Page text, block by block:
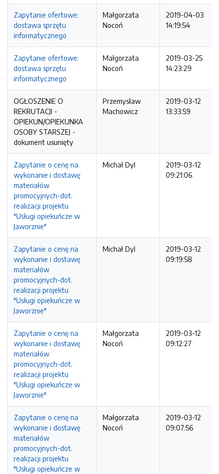
Zapytanie ofertowe:
dostawa sprzętu
informatycznego
Małgorzata
Nocoń
2019-04-03
14:19:54
Zapytanie ofertowe:
dostawa sprzętu
informatycznego
Małgorzata
Nocoń
2019-03-25
14:23:29
OGŁOSZENIE O
REKRUTACJI -
OPIEKUN/OPIEKUNKA
OSOBY STARSZEJ -
dokument usunięty
Przemysław
Machowicz
2019-03-12
13:33:59
Zapytanie o cenę na
wykonanie i dostawę
materiałów
promocyjnych-dot.
realizacji projektu
"Usługi opiekuńcze w
Jaworznie"
Michał Dyl
2019-03-12
09:21:06
Zapytanie o cenę na
wykonanie i dostawę
materiałów
promocyjnych-dot.
realizacji projektu
"Usługi opiekuńcze w
Jaworznie"
Michał Dyl
2019-03-12
09:19:58
Zapytanie o cenę na
wykonanie i dostawę
materiałów
promocyjnych-dot.
realizacji projektu
"Usługi opiekuńcze w
Jaworznie"
Małgorzata
Nocoń
2019-03-12
09:12:27
Zapytanie o cenę na
wykonanie i dostawę
materiałów
promocyjnych-dot.
realizacji projektu
"Usługi opiekuńcze w
Małgorzata
Nocoń
2019-03-12
09:07:56